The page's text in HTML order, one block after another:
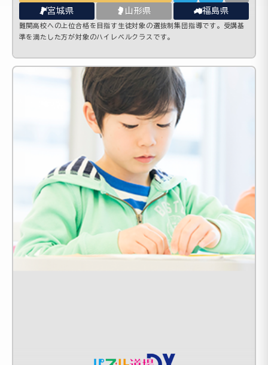
宮城県 山形県 福島県
難関高校への上位合格を目指す生徒対象の選抜制集団指導です。受講基
準を満たした方が対象のハイレベルクラスです。